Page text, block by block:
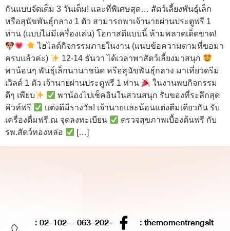
กันแบบจัดเต็ม 3 วันเต็ม! และที่พิเศษสุด… สัตว์เลี้ยงพันธุ์เล็ก
หรือสุนัขพันธุ์กลาง 1 ตัว สามารถพาเจ้านายผ่านประตูฟรี 1
ท่าน (แบบไม่มีเครื่องเล่น) โอกาสดีแบบนี้ ห้ามพลาดเด็ดขาด!
ไฮไลต์กิจกรรมภายในงาน (แนบข้อความตามที่ขอมา
ครบแล้วค่ะ)
12-14 ธันวา ได้เวลาพาสัตว์เลี้ยงมาสนุก
พาน้อนๆ พันธุ์เล็กนานาชนิด หรือสุนัขพันธุ์กลาง มาเที่ยวดรีม
เวิลด์ 1 ตัว เจ้านายผ่านประตูฟรี 1 ท่าน
ในงานพบกิจกรรม
ดีๆ เพียบ
พาน้องไปเช็คอินในสวนสนุก รับของที่ระลึกสุด
คิวท์ฟรี
แต่งดีมีรางวัล! เจ้านายและน้อนแต่งตีมเดียวกัน รับ
เครื่องดื่มฟรี ณ จุดลงทะเบียน
ตรวจสุขภาพเบื้องต้นฟรี กับ
รพ.สัตว์ทองหล่อ
[…]
: 02-102- 063-202-
: themomentrangsit